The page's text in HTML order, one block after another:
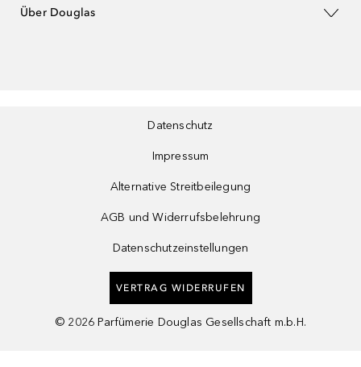
Über Douglas
Datenschutz
Impressum
Alternative Streitbeilegung
AGB und Widerrufsbelehrung
Datenschutzeinstellungen
VERTRAG WIDERRUFEN
© 2026 Parfümerie Douglas Gesellschaft m.b.H.